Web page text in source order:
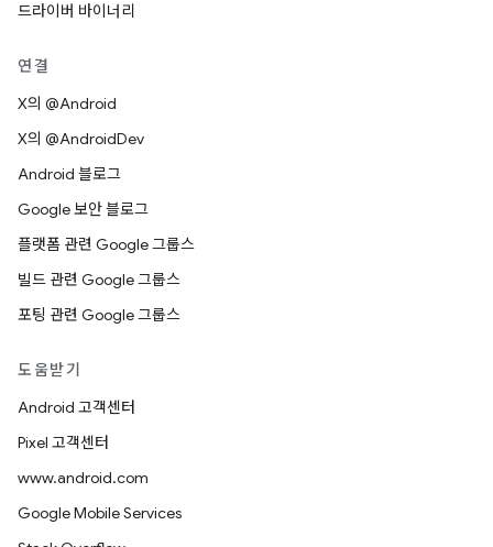
드라이버 바이너리
연결
X의 @Android
X의 @AndroidDev
Android 블로그
Google 보안 블로그
플랫폼 관련 Google 그룹스
빌드 관련 Google 그룹스
포팅 관련 Google 그룹스
도움받기
Android 고객센터
Pixel 고객센터
www.android.com
Google Mobile Services